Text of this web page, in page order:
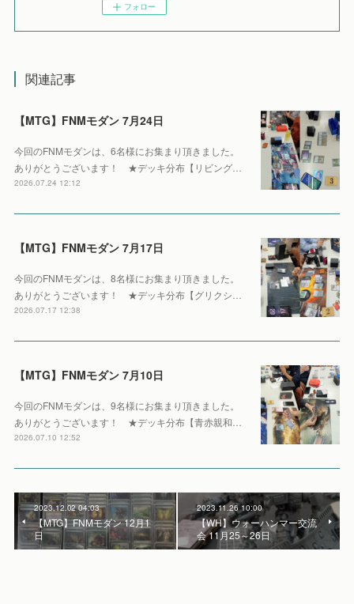
フォロー
関連記事
【MTG】FNMモダン 7月24日
今回のFNMモダンは、6名様にお集まり頂きました。
ありがとうございます！ ★デッキ分布【リビング…
2026.07.24 12:12
【MTG】FNMモダン 7月17日
今回のFNMモダンは、8名様にお集まり頂きました。
ありがとうございます！ ★デッキ分布【グリクシ…
2026.07.17 12:38
【MTG】FNMモダン 7月10日
今回のFNMモダンは、9名様にお集まり頂きました。
ありがとうございます！ ★デッキ分布【青赤親和…
2026.07.10 12:52
2023.12.02 04:03
【MTG】FNMモダン 12月1
日
2023.11.26 10:00
【WH】ウォーハンマー交流
会 11月25～26日